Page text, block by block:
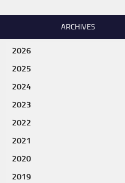
ARCHIVES
2026
2025
2024
2023
2022
2021
2020
2019